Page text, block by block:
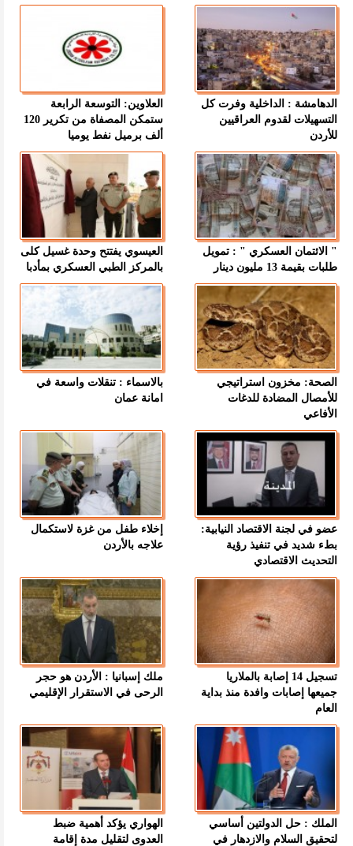
الدهامشة : الداخلية وفرت كل
التسهيلات لقدوم العراقيين
للأردن
العلاوين: التوسعة الرابعة
ستمكن المصفاة من تكرير 120
ألف برميل نفط يوميا
" الائتمان العسكري " : تمويل
طلبات بقيمة 13 مليون دينار
العيسوي يفتتح وحدة غسيل كلى
بالمركز الطبي العسكري بمأدبا
الصحة: مخزون استراتيجي
للأمصال المضادة للدغات
الأفاعي
بالاسماء : تنقلات واسعة في
امانة عمان
عضو في لجنة الاقتصاد النيابية:
بطء شديد في تنفيذ رؤية
التحديث الاقتصادي
إخلاء طفل من غزة لاستكمال
علاجه بالأردن
تسجيل 14 إصابة بالملاريا
جميعها إصابات وافدة منذ بداية
العام
ملك إسبانيا : الأردن هو حجر
الرحى في الاستقرار الإقليمي
الملك : حل الدولتين أساسي
لتحقيق السلام والازدهار في
الهواري يؤكد أهمية ضبط
العدوى لتقليل مدة إقامة